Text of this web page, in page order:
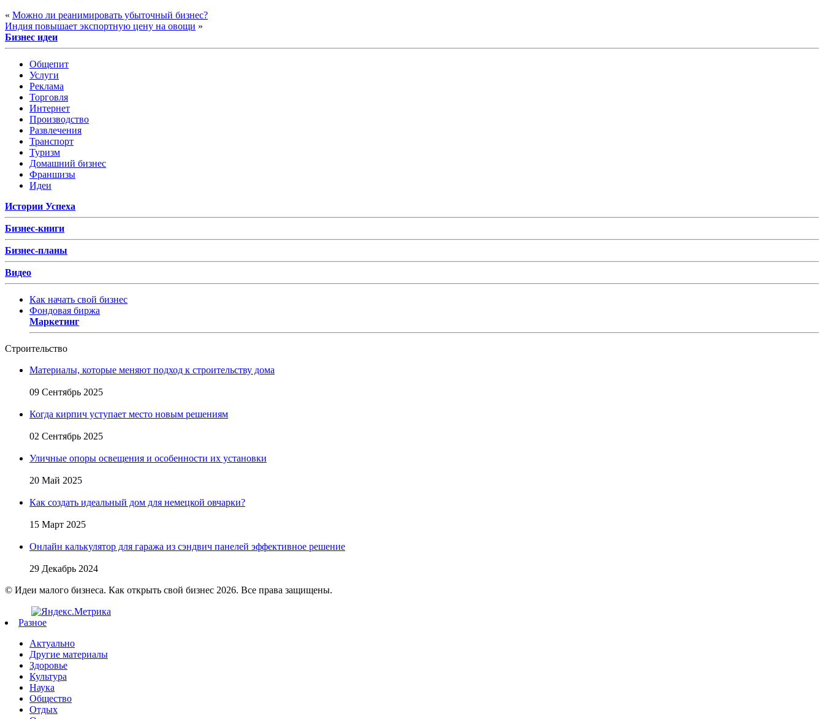
« Можно ли реанимировать убыточный бизнес?
Индия повышает экспортную цену на овощи »
Бизнес идеи
Общепит
Услуги
Реклама
Торговля
Интернет
Производство
Развлечения
Транспорт
Туризм
Домашний бизнес
Франшизы
Идеи
Истории Успеха
Бизнес-книги
Бизнес-планы
Видео
Как начать свой бизнес
Фондовая биржа
Маркетинг
Строительство
Материалы, которые меняют подход к строительству дома
09 Сентябрь 2025
Когда кирпич уступает место новым решениям
02 Сентябрь 2025
Уличные опоры освещения и особенности их установки
20 Май 2025
Как создать идеальный дом для немецкой овчарки?
15 Март 2025
Онлайн калькулятор для гаража из сэндвич панелей эффективное решение
29 Декабрь 2024
© Идеи малого бизнеса. Как открыть свой бизнес 2026. Все права защищены.
Разное
Актуально
Другие материалы
Здоровье
Культура
Наука
Общество
Отдых